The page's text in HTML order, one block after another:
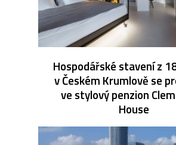
Hospodářské stavení z
v Českém Krumlově se
ve stylový penzion
House